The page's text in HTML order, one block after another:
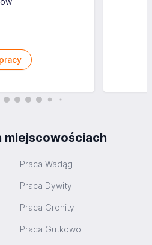
miejscowościach
Praca Wadąg
Praca Dywity
Praca Gronity
Praca Gutkowo